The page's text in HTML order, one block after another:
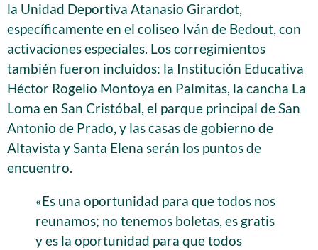
la Unidad Deportiva Atanasio Girardot,
específicamente en el coliseo Iván de Bedout, con
activaciones especiales. Los corregimientos
también fueron incluidos: la Institución Educativa
Héctor Rogelio Montoya en Palmitas, la cancha La
Loma en San Cristóbal, el parque principal de San
Antonio de Prado, y las casas de gobierno de
Altavista y Santa Elena serán los puntos de
encuentro.
«Es una oportunidad para que todos nos
reunamos; no tenemos boletas, es gratis
y es la oportunidad para que todos